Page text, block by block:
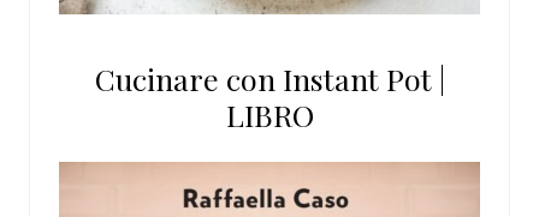
Cucinare con Instant Pot |
LIBRO